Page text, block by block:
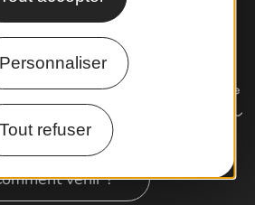
Personnaliser
Tout refuser
venir ?